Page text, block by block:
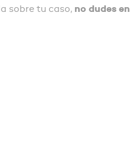
sobre tu caso, no dudes en